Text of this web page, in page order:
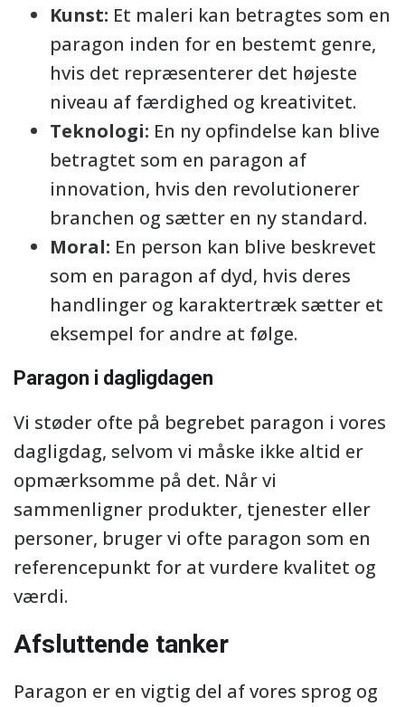
Kunst: Et maleri kan betragtes som en
paragon inden for en bestemt genre,
hvis det repræsenterer det højeste
niveau af færdighed og kreativitet.
Teknologi: En ny opfindelse kan blive
betragtet som en paragon af
innovation, hvis den revolutionerer
branchen og sætter en ny standard.
Moral: En person kan blive beskrevet
som en paragon af dyd, hvis deres
handlinger og karaktertræk sætter et
eksempel for andre at følge.
Paragon i dagligdagen
Vi støder ofte på begrebet paragon i vores
dagligdag, selvom vi måske ikke altid er
opmærksomme på det. Når vi
sammenligner produkter, tjenester eller
personer, bruger vi ofte paragon som en
referencepunkt for at vurdere kvalitet og
værdi.
Afsluttende tanker
Paragon er en vigtig del af vores sprog og